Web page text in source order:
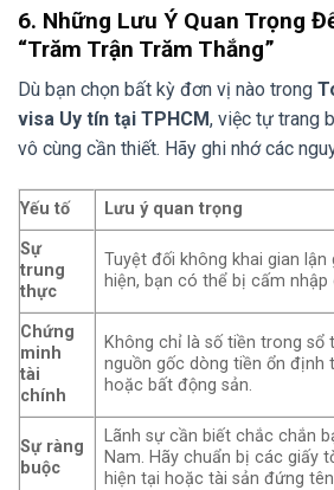
6. Những Lưu Ý Quan Trọng
“Trăm Trận Trăm Thắng”
Dù bạn chọn bất kỳ đơn vị nào trong
visa Uy tín tại TPHCM, việc tự trang
vô cùng cần thiết. Hãy ghi nhớ các
Yếu tố
Lưu ý quan trọng
Sự
trung
thực
Tuyệt đối không khai gian
hiện, bạn có thể bị cấm nhập
Chứng
minh
tài
chính
Không chỉ là số tiền trong sổ
nguồn gốc dòng tiền ổn định
hoặc bất động sản.
Sự ràng
buộc
Lãnh sự cần biết chắc chắn
Nam. Hãy chuẩn bị các giấy
hiện tại hoặc tài sản đứng